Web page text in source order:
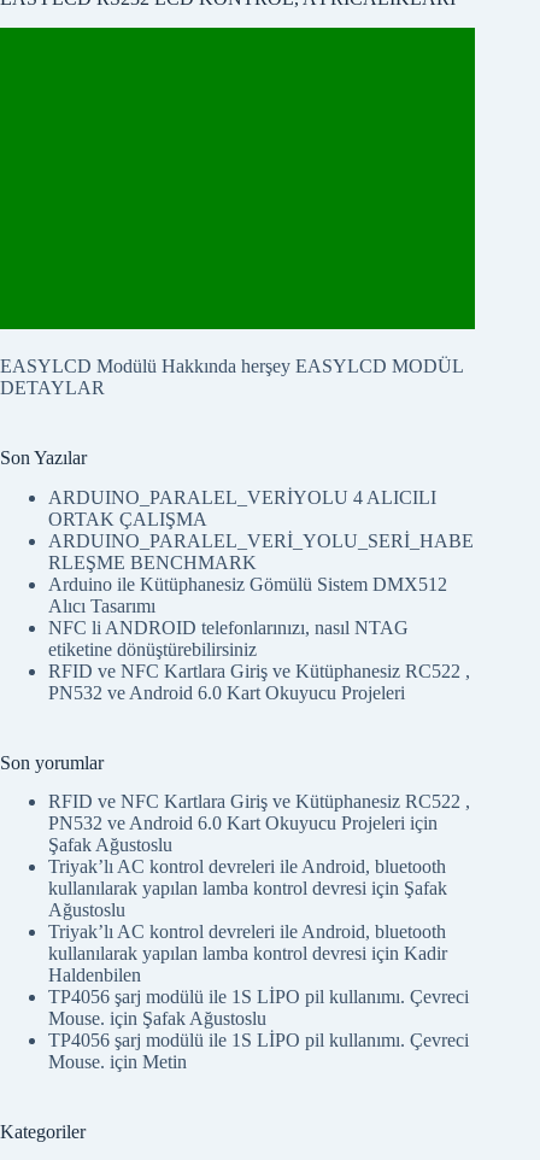
EASYLCD Modülü Hakkında herşey EASYLCD MODÜL
DETAYLAR
Son Yazılar
ARDUINO_PARALEL_VERİYOLU 4 ALICILI
ORTAK ÇALIŞMA
ARDUINO_PARALEL_VERİ_YOLU_SERİ_HABE
RLEŞME BENCHMARK
Arduino ile Kütüphanesiz Gömülü Sistem DMX512
Alıcı Tasarımı
NFC li ANDROID telefonlarınızı, nasıl NTAG
etiketine dönüştürebilirsiniz
RFID ve NFC Kartlara Giriş ve Kütüphanesiz RC522 ,
PN532 ve Android 6.0 Kart Okuyucu Projeleri
Son yorumlar
RFID ve NFC Kartlara Giriş ve Kütüphanesiz RC522 ,
PN532 ve Android 6.0 Kart Okuyucu Projeleri için
Şafak Ağustoslu
Triyak’lı AC kontrol devreleri ile Android, bluetooth
kullanılarak yapılan lamba kontrol devresi için Şafak
Ağustoslu
Triyak’lı AC kontrol devreleri ile Android, bluetooth
kullanılarak yapılan lamba kontrol devresi için Kadir
Haldenbilen
TP4056 şarj modülü ile 1S LİPO pil kullanımı. Çevreci
Mouse. için Şafak Ağustoslu
TP4056 şarj modülü ile 1S LİPO pil kullanımı. Çevreci
Mouse. için Metin
Kategoriler